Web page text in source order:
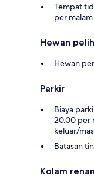
Tempat
per malam
Hewan
Hewan
Parkir
Biaya
20.00 per
keluar/
Batasan
Kolam